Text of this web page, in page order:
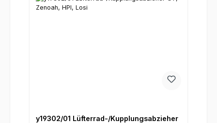
y19302/01 Lüfterrad-/Kupplungsabzieher